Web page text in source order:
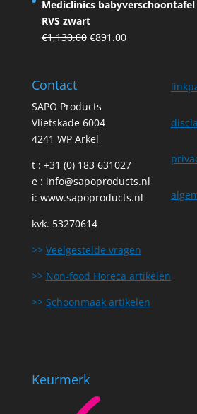
was:
€44.24.
is:
Mediclinics
RVS zwart
€1,130.00 Original
€891.00Current
Contact
SAPO Products
Vlietskade 6004
4241 WP Arkel
t : +31 (0) 183 631027
e : info@sapoproducts.nl
i: www.sapoproducts.nl
kvk. 53270614
>> Veelgestelde vragen
>> Non-food Horeca artikelen
>> Schoonmaak artikelen
Keurmerk